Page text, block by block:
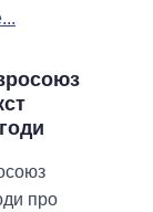
про